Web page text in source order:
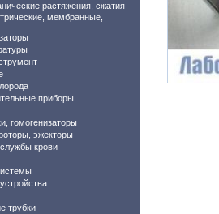
растяжения, сжатия
мембранные,
приборы
гомогенизаторы
эжекторы
крови
трубки